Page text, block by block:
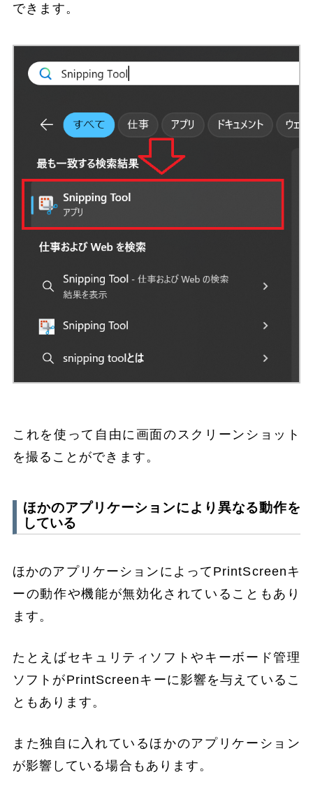
できます。
これを使って自由に画面のスクリーンショット
を撮ることができます。
ほかのアプリケーションにより異なる動作を
している
ほかのアプリケーションによってPrintScreenキ
ーの動作や機能が無効化されていることもあり
ます。
たとえばセキュリティソフトやキーボード管理
ソフトがPrintScreenキーに影響を与えているこ
ともあります。
また独自に入れているほかのアプリケーション
が影響している場合もあります。